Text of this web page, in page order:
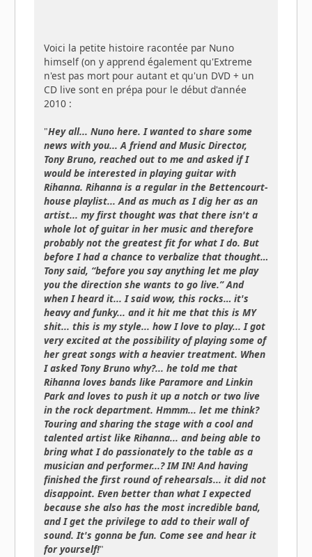
Voici la petite histoire racontée par Nuno
himself (on y apprend également qu'Extreme
n'est pas mort pour autant et qu'un DVD + un
CD live sont en prépa pour le début d'année
2010 :
"Hey all... Nuno here. I wanted to share some
news with you... A friend and Music Director,
Tony Bruno, reached out to me and asked if I
would be interested in playing guitar with
Rihanna. Rihanna is a regular in the Bettencourt-
house playlist... And as much as I dig her as an
artist... my first thought was that there isn't a
whole lot of guitar in her music and therefore
probably not the greatest fit for what I do. But
before I had a chance to verbalize that thought…
Tony said, “before you say anything let me play
you the direction she wants to go live.” And
when I heard it... I said wow, this rocks… it's
heavy and funky... and it hit me that this is MY
shit... this is my style... how I love to play... I got
very excited at the possibility of playing some of
her great songs with a heavier treatment. When
I asked Tony Bruno why?... he told me that
Rihanna loves bands like Paramore and Linkin
Park and loves to push it up a notch or two live
in the rock department. Hmmm... let me think?
Touring and sharing the stage with a cool and
talented artist like Rihanna... and being able to
bring what I do passionately to the table as a
musician and performer...? IM IN! And having
finished the first round of rehearsals... it did not
disappoint. Even better than what I expected
because she also has the most incredible band,
and I get the privilege to add to their wall of
sound. It's gonna be fun. Come see and hear it
for yourself!"